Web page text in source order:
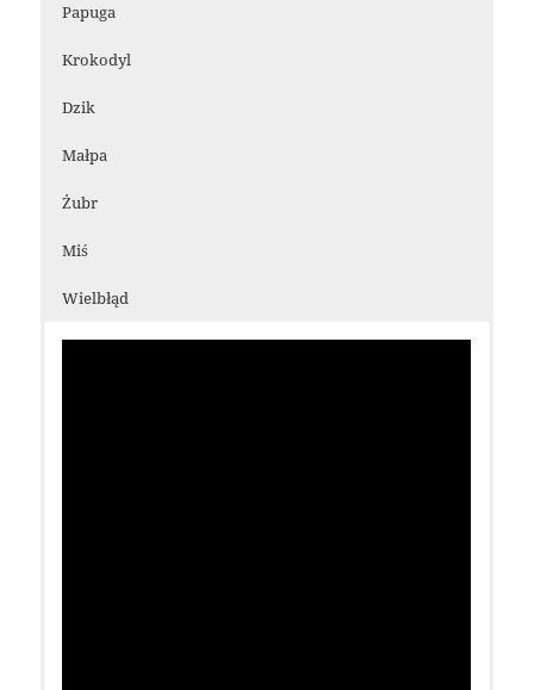
Papuga
Krokodyl
Dzik
Małpa
Żubr
Miś
Wielbłąd